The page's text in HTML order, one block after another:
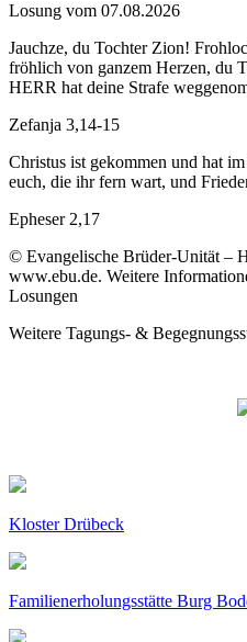
Losung vom 07.08.2026
Jauchze, du Tochter Zion!
fröhlich von ganzem Herzen, du
HERR hat deine Strafe
Zefanja 3,14-15
Christus ist gekommen und hat
euch, die ihr fern wart, und
Epheser 2,17
© Evangelische Brüder-Unität –
www.ebu.de. Weitere
Losungen
Weitere Tagungs- &
Kloster Drübeck
Familienerholungsstätte Burg